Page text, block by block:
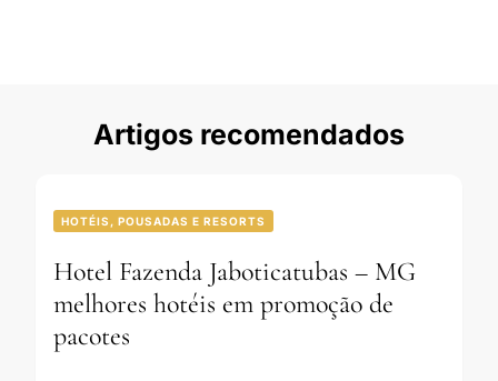
Artigos recomendados
HOTÉIS, POUSADAS E RESORTS
Hotel Fazenda Jaboticatubas – MG
melhores hotéis em promoção de
pacotes